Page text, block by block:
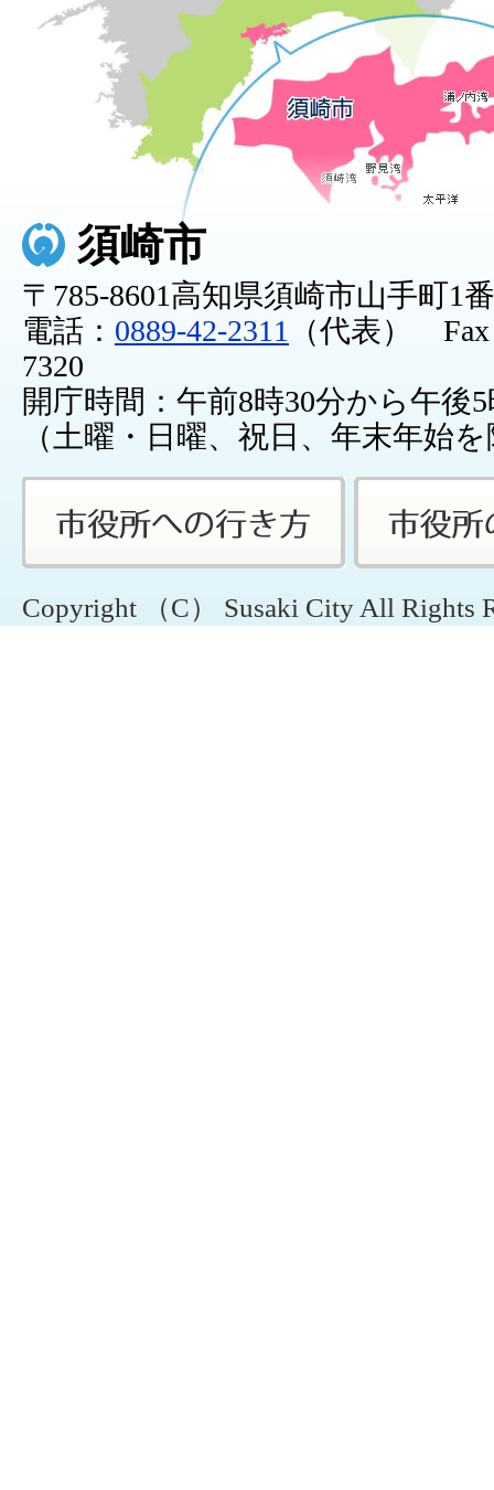
須崎市
〒785-8601高知県須崎市山手町1
電話： 0889-42-2311
（代表） Fax
7320
開庁時間：午前8時30分から午後
（土曜・日曜、祝日、年末年始
Copyright （C） Susaki City All Rights